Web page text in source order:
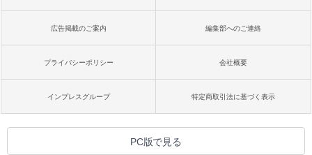
広告掲載のご案内 編集部へのご連絡
プライバシーポリシー 会社概要
インプレスグループ 特定商取引法に基づく表示
PC版で見る